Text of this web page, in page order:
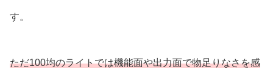
す。
ただ100均のライトでは機能面や出力面で物足りなさを感